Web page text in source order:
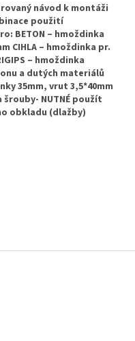
návod k montáži
použití
BETON – hmoždinka
CIHLA – hmoždinka pr.
– hmoždinka
a dutých materiálů
35mm, vrut 3,5*40mm
šrouby- NUTNÉ použít
obkladu (dlažby)